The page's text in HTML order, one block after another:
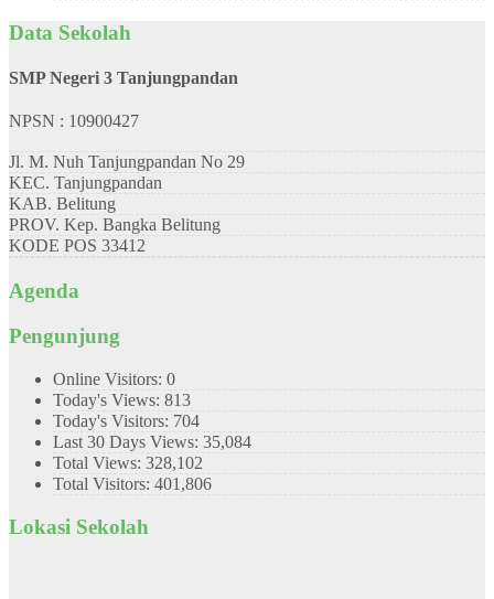
Data Sekolah
SMP Negeri 3 Tanjungpandan
NPSN : 10900427
Jl. M. Nuh Tanjungpandan No 29
KEC. Tanjungpandan
KAB. Belitung
PROV. Kep. Bangka Belitung
KODE POS 33412
Agenda
Pengunjung
Online Visitors: 0
Today's Views: 813
Today's Visitors: 704
Last 30 Days Views: 35,084
Total Views: 328,102
Total Visitors: 401,806
Lokasi Sekolah